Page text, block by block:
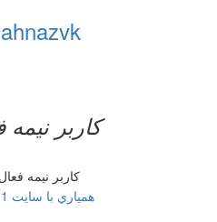
کاربر نيمه